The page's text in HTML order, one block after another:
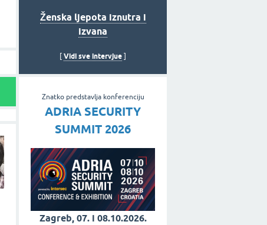
Ženska ljepota iznutra i
izvana
Vidi sve intervjue
Znatko predstavlja konferenciju
ADRIA SECURITY
SUMMIT 2026
Zagreb, 07. i 08.10.2026.